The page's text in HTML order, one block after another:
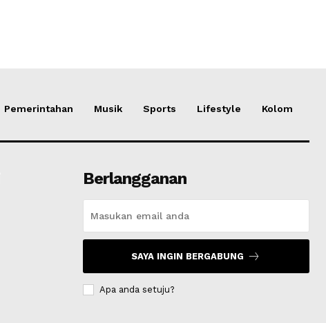
Pemerintahan Musik Sports Lifestyle Kolom
Berlangganan
SAYA INGIN BERGABUNG
Apa anda setuju?